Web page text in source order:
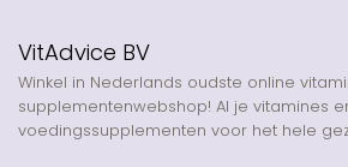
VitAdvice BV
Winkel in Nederlands oudste online
supplementenwebshop! Al je vitamines
voedingssupplementen voor het hele